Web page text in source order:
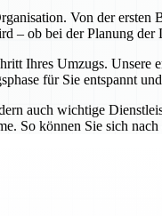
Von der ersten
– ob bei der Planung
Ihres Umzugs.
für Sie entspannt
auch wichtige
So können Sie sich